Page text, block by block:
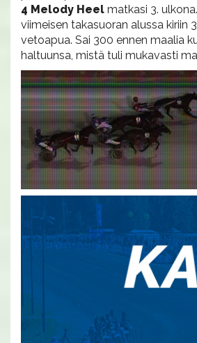
4 Melody Heel matkasi 3.
viimeisen takasuoran alussa kiriin
vetoapua. Sai 300 ennen maalia
haltuunsa, mistä tuli mukavasti